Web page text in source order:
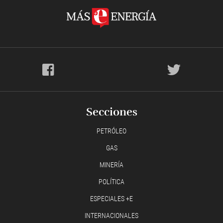
Secciones
PETRÓLEO
GAS
MINERÍA
POLÍTICA
ESPECIALES +E
INTERNACIONALES